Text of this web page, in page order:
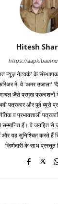
Hitesh
https://
न्यूज़ नेटवर्क' के
में, वे 'अमर उजाला'
जैसे प्रमुख प्रकाशनों में
पत्रकार और पूर्व ब्यूरो
नैतिक व प्रभावशाली
हैं। वे जनहित से
और यह सुनिश्चित करते हैं
ज़िम्मेदारी के साथ प्रस्तुत